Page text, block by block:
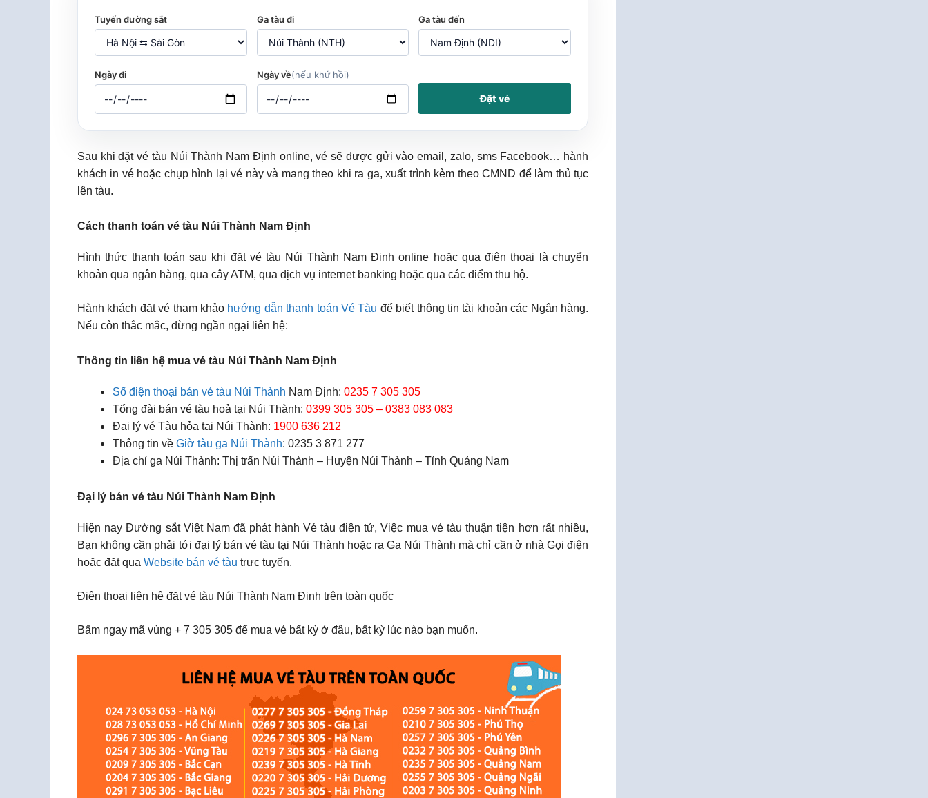
Tuyến đường sắt Ga tàu đi Ga tàu đến
Ngày đi Ngày về(nếu khứ hồi)
Đặt vé
Sau khi đặt vé tàu Núi Thành Nam Định online, vé sẽ được gửi vào email, zalo, sms Facebook… hành
khách in vé hoặc chụp hình lại vé này và mang theo khi ra ga, xuất trình kèm theo CMND để làm thủ tục
lên tàu.
Cách thanh toán vé tàu Núi Thành Nam Định
Hình thức thanh toán sau khi đặt vé tàu Núi Thành Nam Định online hoặc qua điện thoại là chuyển
khoản qua ngân hàng, qua cây ATM, qua dịch vụ internet banking hoặc qua các điểm thu hộ.
Hành khách đặt vé tham khảo hướng dẫn thanh toán Vé Tàu để biết thông tin tài khoản các Ngân hàng.
Nếu còn thắc mắc, đừng ngần ngại liên hệ:
Thông tin liên hệ mua vé tàu Núi Thành Nam Định
Số điện thoại bán vé tàu Núi Thành Nam Định: 0235 7 305 305
Tổng đài bán vé tàu hoả tại Núi Thành: 0399 305 305 – 0383 083 083
Đại lý vé Tàu hỏa tại Núi Thành: 1900 636 212
Thông tin về Giờ tàu ga Núi Thành: 0235 3 871 277
Địa chỉ ga Núi Thành: Thị trấn Núi Thành – Huyện Núi Thành – Tỉnh Quảng Nam
Đại lý bán vé tàu Núi Thành Nam Định
Hiện nay Đường sắt Việt Nam đã phát hành Vé tàu điện tử, Việc mua vé tàu thuận tiện hơn rất nhiều,
Bạn không cần phải tới đại lý bán vé tàu tại Núi Thành hoặc ra Ga Núi Thành mà chỉ cần ở nhà Gọi điện
hoặc đặt qua Website bán vé tàu trực tuyến.
Điện thoại liên hệ đặt vé tàu Núi Thành Nam Định trên toàn quốc
Bấm ngay mã vùng + 7 305 305 để mua vé bất kỳ ở đâu, bất kỳ lúc nào bạn muốn.